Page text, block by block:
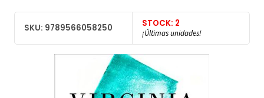
SKU: 9789566058250 STOCK: 2
¡Últimas unidades!